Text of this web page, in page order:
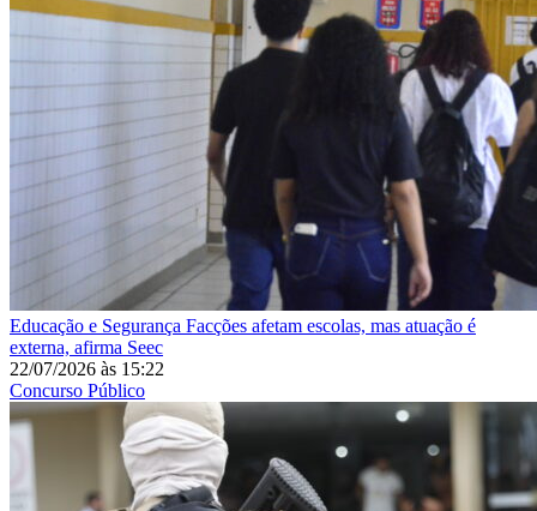
Educação e Segurança Facções afetam escolas, mas atuação é
externa, afirma Seec
22/07/2026 às 15:22
Concurso Público